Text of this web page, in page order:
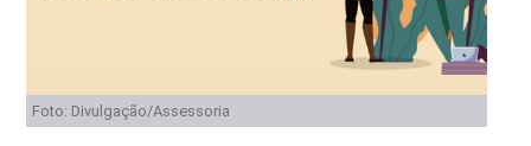
Foto: Divulgação/Assessoria